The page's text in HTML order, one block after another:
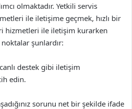
olmaktadır. Yetkili servis
ile iletişime geçmek, hızlı bir
hizmetleri ile iletişim kurarken
şunlardır:
destek gibi iletişim
edin.
sorunu net bir şekilde ifade